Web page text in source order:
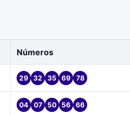
Números
29 32 35 69 78
04 07 50 56 66